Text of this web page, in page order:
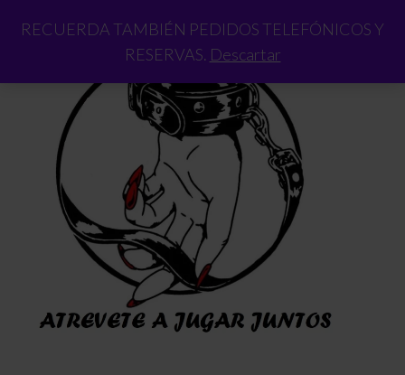
RECUERDA TAMBIÉN PEDIDOS TELEFÓNICOS Y
RESERVAS. Descartar